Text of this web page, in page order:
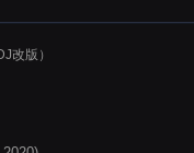
改版）